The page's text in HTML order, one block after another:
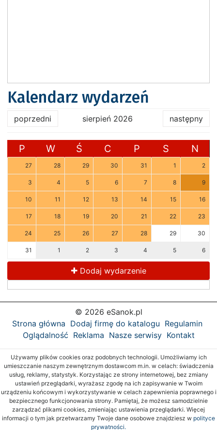
Kalendarz wydarzeń
poprzedni sierpień 2026 następny
P W Ś C P S N
27 28 29 30 31 1 2
3 4 5 6 7 8 9
10 11 12 13 14 15 16
17 18 19 20 21 22 23
24 25 26 27 28 29 30
31 1 2 3 4 5 6
Dodaj wydarzenie
© 2026 eSanok.pl
Strona główna Dodaj firmę do katalogu Regulamin
Oglądalność Reklama Nasze serwisy Kontakt
Używamy plików cookies oraz podobnych technologii. Umożliwiamy ich
umieszczanie naszym zewnętrznym dostawcom m.in. w celach: świadczenia
usług, reklamy, statystyk. Korzystając ze strony internetowej, bez zmiany
ustawień przeglądarki, wyrażasz zgodę na ich zapisywanie w Twoim
urządzeniu końcowym i wykorzystywanie w celach zapewnienia poprawnego i
bezpiecznego funkcjonowania strony. Pamiętaj, że możesz samodzielnie
zarządzać plikami cookies, zmieniając ustawienia przeglądarki. Więcej
informacji o tym jak przetwarzamy Twoje dane osobowe znajdziesz w polityce
prywatności.